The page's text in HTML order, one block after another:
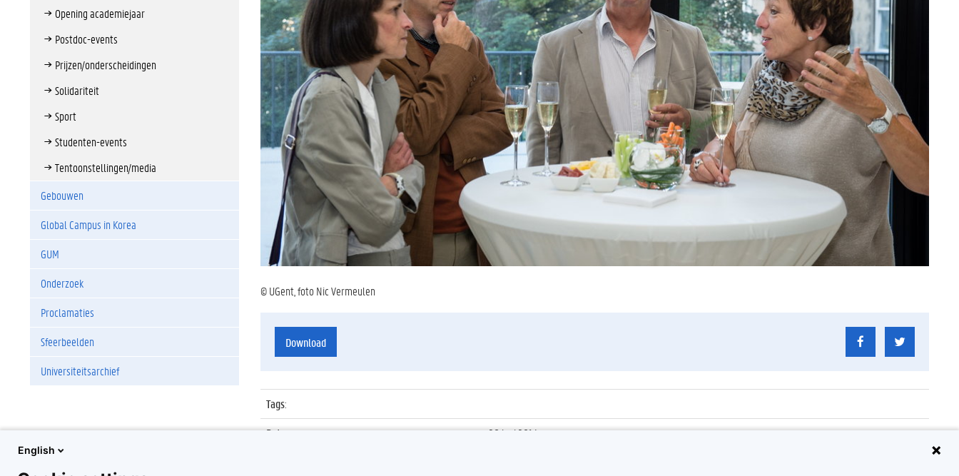
Opening academiejaar
Postdoc-events
Prijzen/onderscheidingen
Solidariteit
Sport
Studenten-events
Tentoonstellingen/media
Gebouwen
Global Campus in Korea
GUM
Onderzoek
Proclamaties
Sfeerbeelden
Universiteitsarchief
© UGent, foto Nic Vermeulen
Download
Tags:
Datum:
20 juni 2014
English